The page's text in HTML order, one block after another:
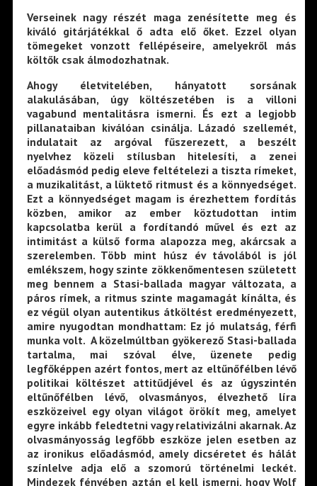
Verseinek nagy részét maga zenésítette meg és
kiváló gitárjátékkal ő adta elő őket. Ezzel olyan
tömegeket vonzott fellépéseire, amelyekről más
költők csak álmodozhatnak.
Ahogy életvitelében, hányatott sorsának
alakulásában, úgy költészetében is a villoni
vagabund mentalitásra ismerni. És ezt a legjobb
pillanataiban kiválóan csinálja. Lázadó szellemét,
indulatait az argóval fűszerezett, a beszélt
nyelvhez közeli stílusban hitelesíti, a zenei
előadásmód pedig eleve feltételezi a tiszta rímeket,
a muzikalitást, a lüktető ritmust és a könnyedséget.
Ezt a könnyedséget magam is érezhettem fordítás
közben, amikor az ember köztudottan intim
kapcsolatba kerül a fordítandó művel és ezt az
intimitást a külső forma alapozza meg, akárcsak a
szerelemben. Több mint húsz év távolából is jól
emlékszem, hogy szinte zökkenőmentesen született
meg bennem a Stasi-ballada magyar változata, a
páros rímek, a ritmus szinte magamagát kínálta, és
ez végül olyan autentikus átköltést eredményezett,
amire nyugodtan mondhattam: Ez jó mulatság, férfi
munka volt. A közelmúltban gyökerező Stasi-ballada
tartalma, mai szóval élve, üzenete pedig
legfőképpen azért fontos, mert az eltűnőfélben lévő
politikai költészet attitűdjével és az úgyszintén
eltűnőfélben lévő, olvasmányos, élvezhető líra
eszközeivel egy olyan világot örökít meg, amelyet
egyre inkább feledtetni vagy relativizálni akarnak. Az
olvasmányosság legfőbb eszköze jelen esetben az
az ironikus előadásmód, amely dicséretet és hálát
színlelve adja elő a szomorú történelmi leckét.
Mindezek fényében aztán el kell ismerni, hogy Wolf